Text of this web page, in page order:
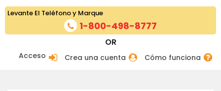
Acceso Crea una cuenta Cómo funciona
OR
Levante El Teléfono y Marque
1-800-498-8777